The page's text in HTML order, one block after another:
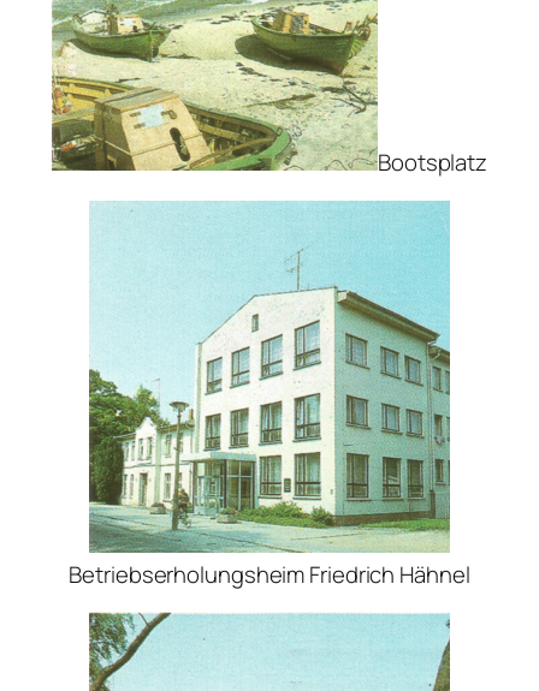
Bootsplatz
Betriebserholungsheim Friedrich Hähnel